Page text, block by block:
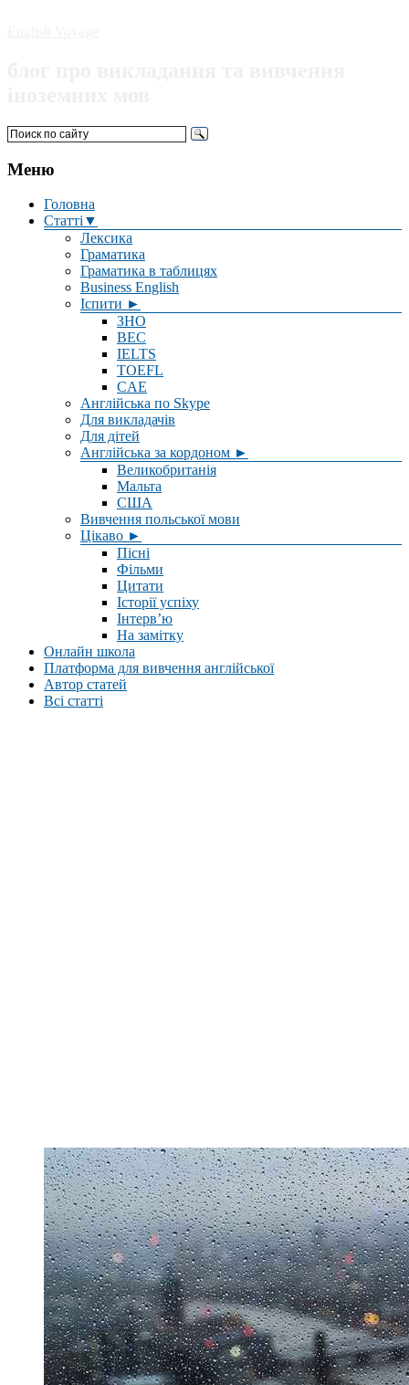
Меню
Головна
Статті▼
Лексика
Граматика
Граматика в таблицях
Business English
Іспити ►
ЗНО
BEC
IELTS
TOEFL
CAE
Англійська по Skype
Для викладачів
Для дітей
Англійська за кордоном ►
Великобританія
Мальта
США
Вивчення польської мови
Цікаво ►
Пісні
Фільми
Цитати
Історії успіху
Інтерв’ю
На замітку
Онлайн школа
Платформа для вивчення англійської
Автор статей
Всі статті